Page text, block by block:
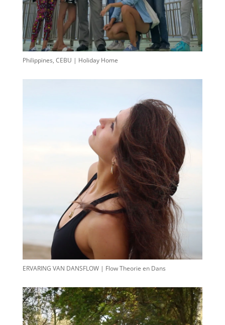
Philippines, CEBU | Holiday Home
ERVARING VAN DANSFLOW | Flow Theorie en Dans